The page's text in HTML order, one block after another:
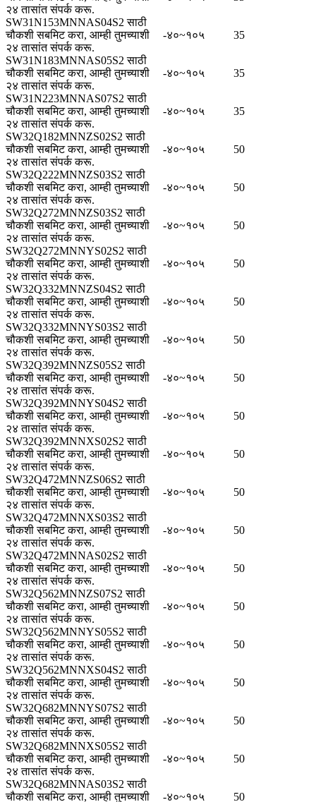
२४ तासांत संपर्क करू.
SW31N153MNNAS04S2 साठी
चौकशी सबमिट करा, आम्ही तुमच्याशी
२४ तासांत संपर्क करू.
-४०~१०५ 35
SW31N183MNNAS05S2 साठी
चौकशी सबमिट करा, आम्ही तुमच्याशी
२४ तासांत संपर्क करू.
-४०~१०५ 35
SW31N223MNNAS07S2 साठी
चौकशी सबमिट करा, आम्ही तुमच्याशी
२४ तासांत संपर्क करू.
-४०~१०५ 35
SW32Q182MNNZS02S2 साठी
चौकशी सबमिट करा, आम्ही तुमच्याशी
२४ तासांत संपर्क करू.
-४०~१०५ 50
SW32Q222MNNZS03S2 साठी
चौकशी सबमिट करा, आम्ही तुमच्याशी
२४ तासांत संपर्क करू.
-४०~१०५ 50
SW32Q272MNNZS03S2 साठी
चौकशी सबमिट करा, आम्ही तुमच्याशी
२४ तासांत संपर्क करू.
-४०~१०५ 50
SW32Q272MNNYS02S2 साठी
चौकशी सबमिट करा, आम्ही तुमच्याशी
२४ तासांत संपर्क करू.
-४०~१०५ 50
SW32Q332MNNZS04S2 साठी
चौकशी सबमिट करा, आम्ही तुमच्याशी
२४ तासांत संपर्क करू.
-४०~१०५ 50
SW32Q332MNNYS03S2 साठी
चौकशी सबमिट करा, आम्ही तुमच्याशी
२४ तासांत संपर्क करू.
-४०~१०५ 50
SW32Q392MNNZS05S2 साठी
चौकशी सबमिट करा, आम्ही तुमच्याशी
२४ तासांत संपर्क करू.
-४०~१०५ 50
SW32Q392MNNYS04S2 साठी
चौकशी सबमिट करा, आम्ही तुमच्याशी
२४ तासांत संपर्क करू.
-४०~१०५ 50
SW32Q392MNNXS02S2 साठी
चौकशी सबमिट करा, आम्ही तुमच्याशी
२४ तासांत संपर्क करू.
-४०~१०५ 50
SW32Q472MNNZS06S2 साठी
चौकशी सबमिट करा, आम्ही तुमच्याशी
२४ तासांत संपर्क करू.
-४०~१०५ 50
SW32Q472MNNXS03S2 साठी
चौकशी सबमिट करा, आम्ही तुमच्याशी
२४ तासांत संपर्क करू.
-४०~१०५ 50
SW32Q472MNNAS02S2 साठी
चौकशी सबमिट करा, आम्ही तुमच्याशी
२४ तासांत संपर्क करू.
-४०~१०५ 50
SW32Q562MNNZS07S2 साठी
चौकशी सबमिट करा, आम्ही तुमच्याशी
२४ तासांत संपर्क करू.
-४०~१०५ 50
SW32Q562MNNYS05S2 साठी
चौकशी सबमिट करा, आम्ही तुमच्याशी
२४ तासांत संपर्क करू.
-४०~१०५ 50
SW32Q562MNNXS04S2 साठी
चौकशी सबमिट करा, आम्ही तुमच्याशी
२४ तासांत संपर्क करू.
-४०~१०५ 50
SW32Q682MNNYS07S2 साठी
चौकशी सबमिट करा, आम्ही तुमच्याशी
२४ तासांत संपर्क करू.
-४०~१०५ 50
SW32Q682MNNXS05S2 साठी
चौकशी सबमिट करा, आम्ही तुमच्याशी
२४ तासांत संपर्क करू.
-४०~१०५ 50
SW32Q682MNNAS03S2 साठी
चौकशी सबमिट करा, आम्ही तुमच्याशी
-४०~१०५ 50